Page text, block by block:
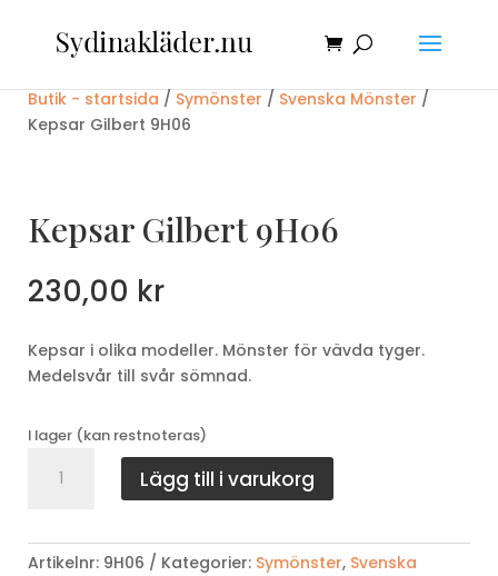
Butik - startsida / Symönster / Svenska Mönster /
Kepsar Gilbert 9H06
Kepsar Gilbert 9H06
230,00 kr
Kepsar i olika modeller. Mönster för vävda tyger.
Medelsvår till svår sömnad.
I lager (kan restnoteras)
Gilbert
Lägg till i varukorg
Artikelnr: 9H06 Kategorier: Symönster, Svenska